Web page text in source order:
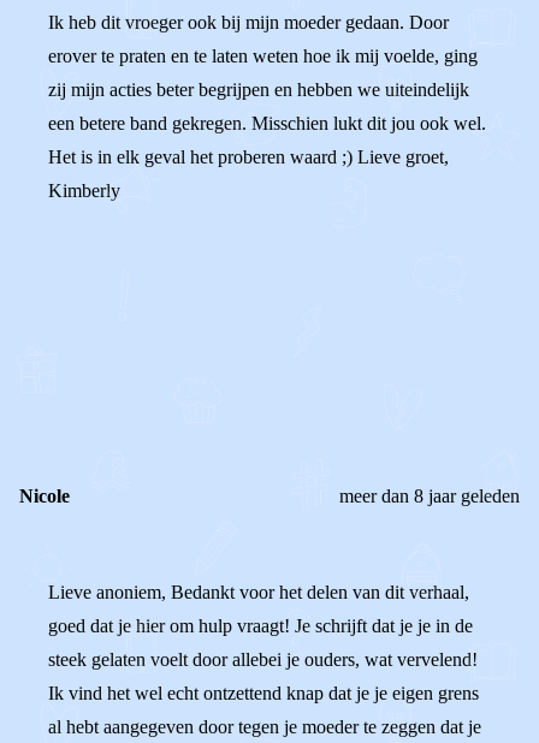
Ik heb dit vroeger ook bij mijn moeder gedaan. Door
erover te praten en te laten weten hoe ik mij voelde, ging
zij mijn acties beter begrijpen en hebben we uiteindelijk
een betere band gekregen. Misschien lukt dit jou ook wel.
Het is in elk geval het proberen waard ;) Lieve groet,
Kimberly
Nicole meer dan 8 jaar geleden
Lieve anoniem, Bedankt voor het delen van dit verhaal,
goed dat je hier om hulp vraagt! Je schrijft dat je je in de
steek gelaten voelt door allebei je ouders, wat vervelend!
Ik vind het wel echt ontzettend knap dat je je eigen grens
al hebt aangegeven door tegen je moeder te zeggen dat je